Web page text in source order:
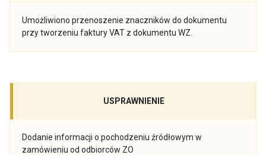
Umożliwiono przenoszenie znaczników do dokumentu
przy tworzeniu faktury VAT z dokumentu WZ.
USPRAWNIENIE
Dodanie informacji o pochodzeniu źródłowym w
zamówieniu od odbiorców ZO